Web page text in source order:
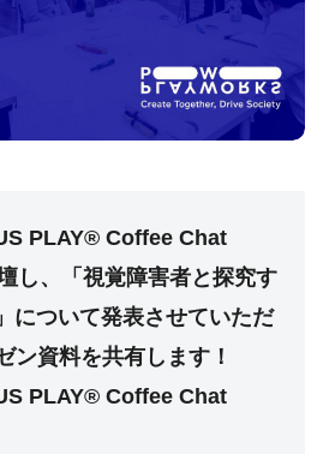
PLAY® Coffee Chat
し、「視覚障害者と探究す
について発表させていただ
ン資料を共有します！
PLAY® Coffee Chat